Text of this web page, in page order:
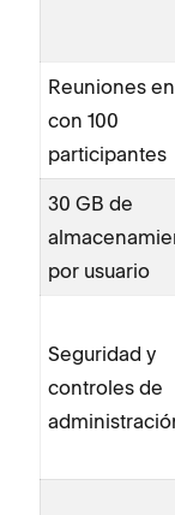
Reuniones
con 100
participantes
30 GB de
por usuario
Seguridad y
controles de